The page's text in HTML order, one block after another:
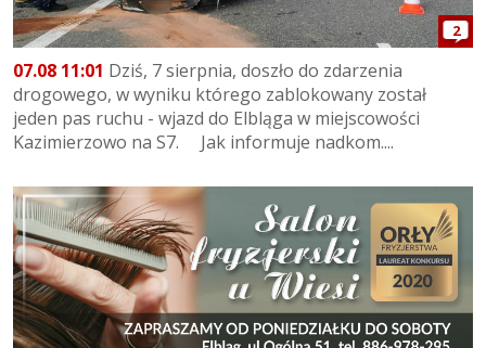
2
07.08 11:01 Dziś, 7 sierpnia, doszło do zdarzenia
drogowego, w wyniku którego zablokowany został
jeden pas ruchu - wjazd do Elbląga w miejscowości
Kazimierzowo na S7. Jak informuje nadkom....